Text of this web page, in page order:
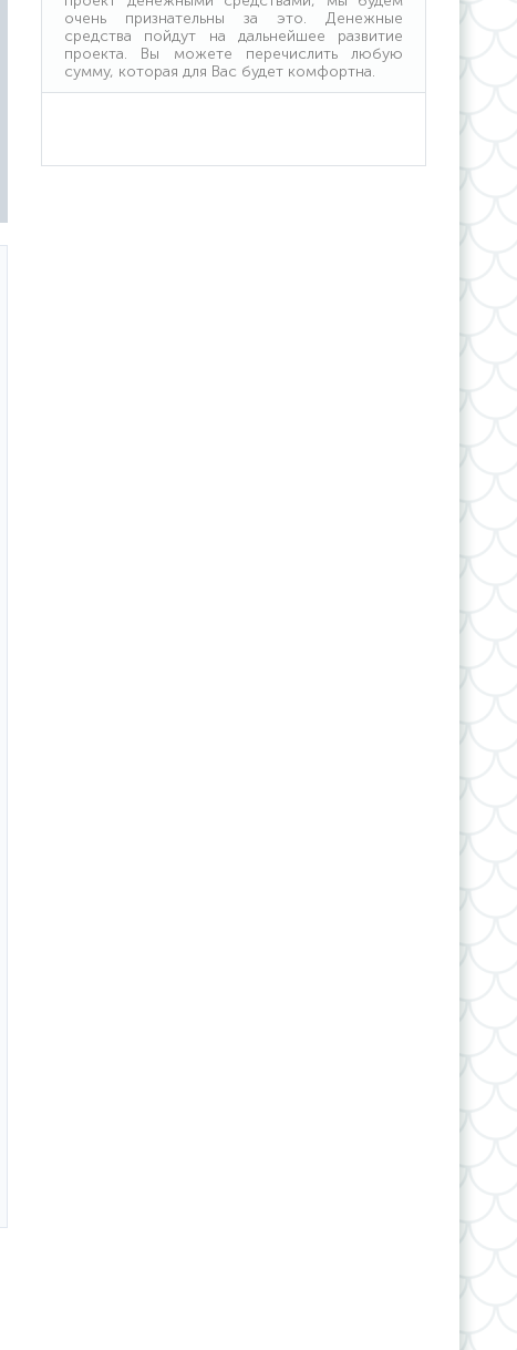
очень признательны за это. Денежные
средства пойдут на дальнейшее развитие
проекта. Вы можете перечислить любую
сумму, которая для Вас будет комфортна.